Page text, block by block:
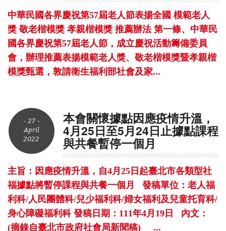
中華民國各界慶祝第57屆老人節表揚全國 模範老人
獎 敬老楷模獎 孝親楷模獎 推薦辦法 第一條、中華民
國各界慶祝第57屆老人節，成立慶祝活動籌備委員
會，辦理推薦表揚模範老人獎、敬老楷模獎暨孝親楷
模獎甄選，敦請衛生福利部社會及家...
- 27 -
April
2022
本會關懷據點因應疫情升溫，
4月25日至5月24日止據點課程
與共餐暫停一個月
主旨：因應疫情升溫，自4月25日起臺北市各類型社
福據點將暫停課程與共餐一個月 發稿單位：老人福
利科/人民團體科/兒少福利科/婦女福利及兒童托育科/
身心障礙福利科 發稿日期：111年4月19日 內文：
(摘錄自臺北市政府社會局新聞稿) ...